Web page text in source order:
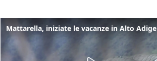
Mattarella, iniziate le vacanze in Alto Adige